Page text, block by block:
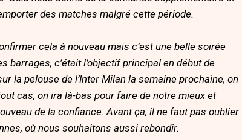
des matches malgré cette période.
cela à nouveau mais c’est une belle soirée
c’était l’objectif principal en début de
la pelouse de l’Inter Milan la semaine prochaine, on
cas, on ira là-bas pour faire de notre mieux et
de la confiance. Avant ça, il ne faut pas oublier
où nous souhaitons aussi rebondir.